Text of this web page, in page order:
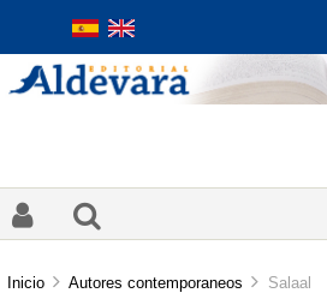
Inicio Autores contemporaneos Salaal